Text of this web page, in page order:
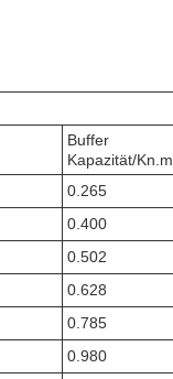
Buffer
Kapazität/Kn.m
0.265
0.400
0.502
0.628
0.785
0.980